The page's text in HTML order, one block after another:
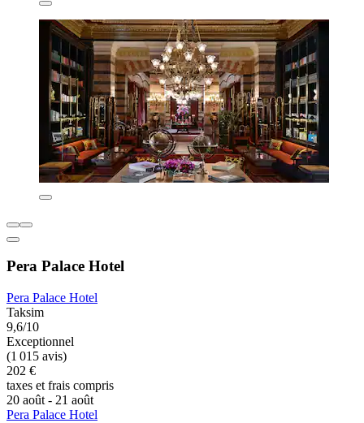
Pera Palace Hotel
Pera Palace Hotel
Taksim
9,6/10
Exceptionnel
(1 015 avis)
202 €
taxes et frais compris
20 août - 21 août
Pera Palace Hotel